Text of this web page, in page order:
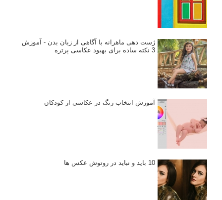
ژست دهی ماهرانه با آگاهی از زبان بدن - آموزش
3 نکته ساده برای بهبود عکاسی پرتره
آموزش انتخاب رنگ در عکاسی از کودکان
10 باید و نباید در روتوش عکس ها